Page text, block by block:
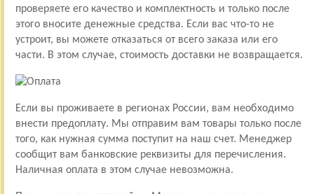
проверяете его качество и комплектность и только после
этого вносите денежные средства. Если вас что-то не
устроит, вы можете отказаться от всего заказа или его
части. В этом случае, стоимость доставки не возвращается.
Если вы проживаете в регионах России, вам необходимо
внести предоплату. Мы отправим вам товары только после
того, как нужная сумма поступит на наш счет. Менеджер
сообщит вам банковские реквизиты для перечисления.
Наличная оплата в этом случае невозможна.